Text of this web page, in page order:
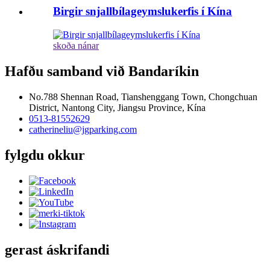
Birgir snjallbílageymslukerfis í Kína
skoða nánar
Hafðu samband við Bandaríkin
No.788 Shennan Road, Tianshenggang Town, Chongchuan
District, Nantong City, Jiangsu Province, Kína
0513-81552629
catherineliu@jgparking.com
fylgdu okkur
gerast áskrifandi